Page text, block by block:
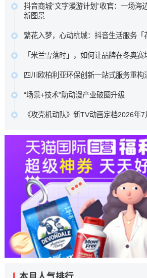
原文链接
去，新一代消费者走进商圈，为的不再
场可打卡、可停留、可分享、可聚会的
原文链接
抖音商城“文字漫游计划”收官：一场海
新图景
生活关系的理解。徐则臣同时以《人民
及文学期刊在数字时代如何重新连接
繁花入梦，心动杭城：抖音生活服务「
潭印月、世纪中心等六大本地核心景点
市情绪海报。…
「米兰雪落时」，如何让品牌在冬奥赛
民参与的多巴胺Citywalk，带着水之蔻
品牌，走进了全球年轻人的视野与生活
四川欧柏利亚环保创新一站式服务重构
防撞板的产品创新与一站式服务体系的
型升级提供了可借鉴的实践样本，更重
原文链接
“场景+技术”助动漫产业破圈升级
产品输出向产业能力输出升级的关键阶
业守正创新的核心发展路径。…
原文链接
《攻壳机动队》新TV动画定档2026年7
木村翔马执导，园城塔担任系列构成，
定。…
原文链接